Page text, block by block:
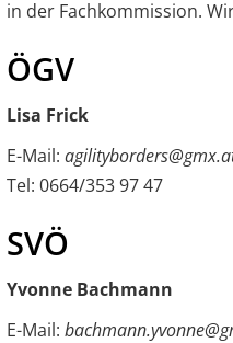
in der Fachkommission.
ÖGV
Lisa Frick
E-Mail:
Tel: 0664/353 97 47
SVÖ
Yvonne Bachmann
E-Mail: